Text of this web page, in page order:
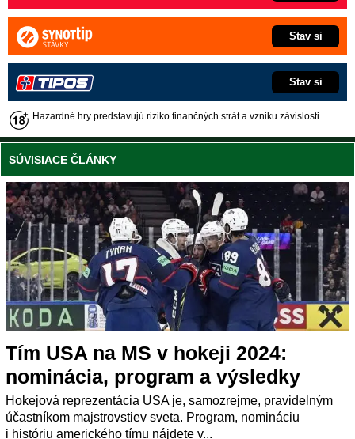
Stav si
Stav si
Hazardné hry predstavujú riziko finančných strát a vzniku závislosti.
SÚVISIACE ČLÁNKY
Tím USA na MS v hokeji 2024:
nominácia, program a výsledky
Hokejová reprezentácia USA je, samozrejme, pravidelným
účastníkom majstrovstiev sveta. Program, nomináciu
i históriu amerického tímu nájdete v...